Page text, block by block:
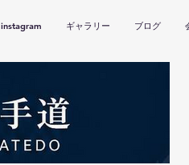
instagram ギャラリー ブログ